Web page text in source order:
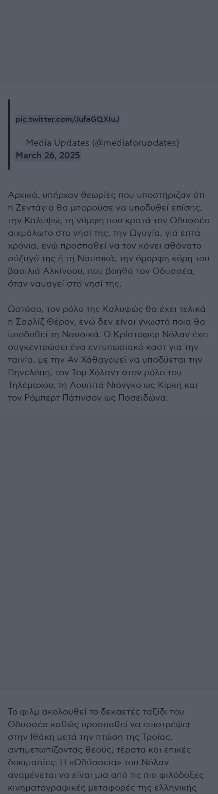
pic.twitter.com/JufaGQXIuJ
— Media Updates (@mediaforupdates)
March 26, 2025
Αρχικά, υπήρχαν θεωρίες που υποστήριζαν ότι
η Ζεντάγια θα μπορούσε να υποδυθεί επίσης,
την Καλυψώ, τη νύμφη που κρατά τον Οδυσσέα
αιχμάλωτο στο νησί της, την Ωγυγία, για επτά
χρόνια, ενώ προσπαθεί να τον κάνει αθάνατο
σύζυγό της ή τη Ναυσικά, την όμορφη κόρη του
βασιλιά Αλκίνοου, που βοηθά τον Οδυσσέα,
όταν ναυαγεί στο νησί της.
Ωστόσο, τον ρόλο της Καλυψώς θα έχει τελικά
η Σαρλίζ Θέρον, ενώ δεν είναι γνωστό ποια θα
υποδυθεί τη Ναυσικά. Ο Κρίστοφερ Νόλαν έχει
συγκεντρώσει ένα εντυπωσιακό καστ για την
ταινία, με την Αν Χάθαγουεϊ να υποδύεται την
Πηνελόπη, τον Τομ Χόλαντ στον ρόλο του
Τηλέμαχου, τη Λουπίτα Νιόνγκο ως Κίρκη και
τον Ρόμπερτ Πάτινσον ως Ποσειδώνα.
To φιλμ ακολουθεί το δεκαετές ταξίδι του
Οδυσσέα καθώς προσπαθεί να επιστρέψει
στην Ιθάκη μετά την πτώση της Τροίας,
αντιμετωπίζοντας θεούς, τέρατα και επικές
δοκιμασίες. Η «Οδύσσεια» του Νόλαν
αναμένεται να είναι μια από τις πιο φιλόδοξες
κινηματογραφικές μεταφορές της ελληνικής